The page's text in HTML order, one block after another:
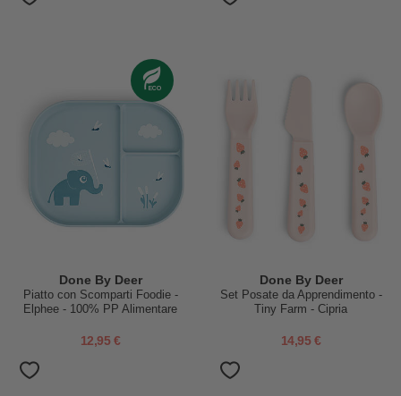
Done By Deer
Piatto con Scomparti Foodie -
Elphee - 100% PP Alimentare
12,95 €
Done By Deer
Set Posate da Apprendimento -
Tiny Farm - Cipria
14,95 €